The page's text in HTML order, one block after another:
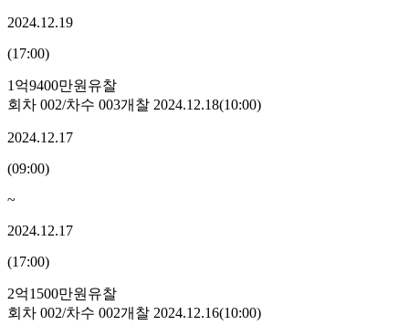
2024.12.19
(17:00)
1억9400만원 유찰
회차 002/차수 003개찰 2024.12.18(10:00)
2024.12.17
(09:00)
~
2024.12.17
(17:00)
2억1500만원 유찰
회차 002/차수 002개찰 2024.12.16(10:00)